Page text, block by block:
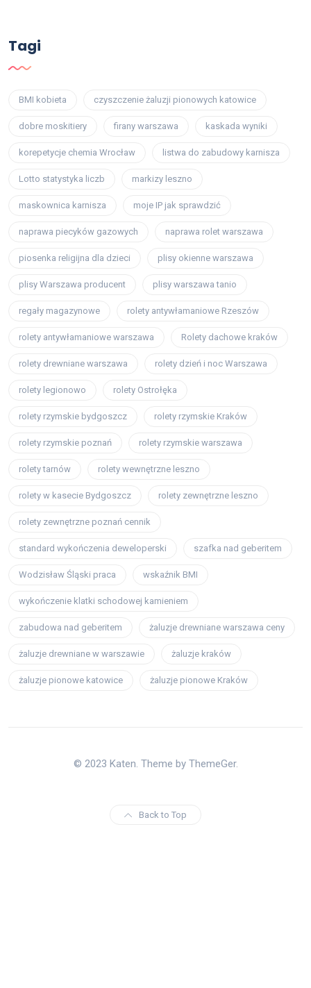
Tagi
BMI kobieta czyszczenie żaluzji pionowych katowice
dobre moskitiery firany warszawa kaskada wyniki
korepetycje chemia Wrocław listwa do zabudowy karnisza
Lotto statystyka liczb markizy leszno
maskownica karnisza moje IP jak sprawdzić
naprawa piecyków gazowych naprawa rolet warszawa
piosenka religijna dla dzieci plisy okienne warszawa
plisy Warszawa producent plisy warszawa tanio
regały magazynowe rolety antywłamaniowe Rzeszów
rolety antywłamaniowe warszawa Rolety dachowe kraków
rolety drewniane warszawa rolety dzień i noc Warszawa
rolety legionowo rolety Ostrołęka
rolety rzymskie bydgoszcz rolety rzymskie Kraków
rolety rzymskie poznań rolety rzymskie warszawa
rolety tarnów rolety wewnętrzne leszno
rolety w kasecie Bydgoszcz rolety zewnętrzne leszno
rolety zewnętrzne poznań cennik
standard wykończenia deweloperski szafka nad geberitem
Wodzisław Śląski praca wskaźnik BMI
wykończenie klatki schodowej kamieniem
zabudowa nad geberitem żaluzje drewniane warszawa ceny
żaluzje drewniane w warszawie żaluzje kraków
żaluzje pionowe katowice żaluzje pionowe Kraków
© 2023 Katen. Theme by ThemeGer.
Back to Top